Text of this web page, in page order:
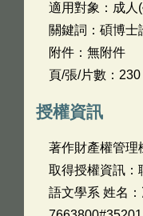
適用對象：成人
關鍵詞：碩博士
附件：無附件
頁/張/片數：230
授權資訊
著作財產權管理
取得授權資訊：
語文學系 姓名